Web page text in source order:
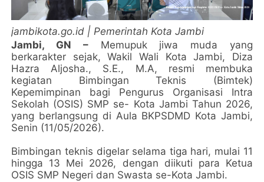
jambikota.go.id | Pemerintah Kota Jambi
Jambi, GN –Memupuk jiwa muda yang
berkarakter sejak, Wakil Wali Kota Jambi, Diza
Hazra Aljosha., S.E., M.A, resmi membuka
kegiatan Bimbingan Teknis (Bimtek)
Kepemimpinan bagi Pengurus Organisasi Intra
Sekolah (OSIS) SMP se- Kota Jambi Tahun 2026,
yang berlangsung di Aula BKPSDMD Kota Jambi,
Senin (11/05/2026).
Bimbingan teknis digelar selama tiga hari, mulai 11
hingga 13 Mei 2026, dengan diikuti para Ketua
OSIS SMP Negeri dan Swasta se-Kota Jambi.